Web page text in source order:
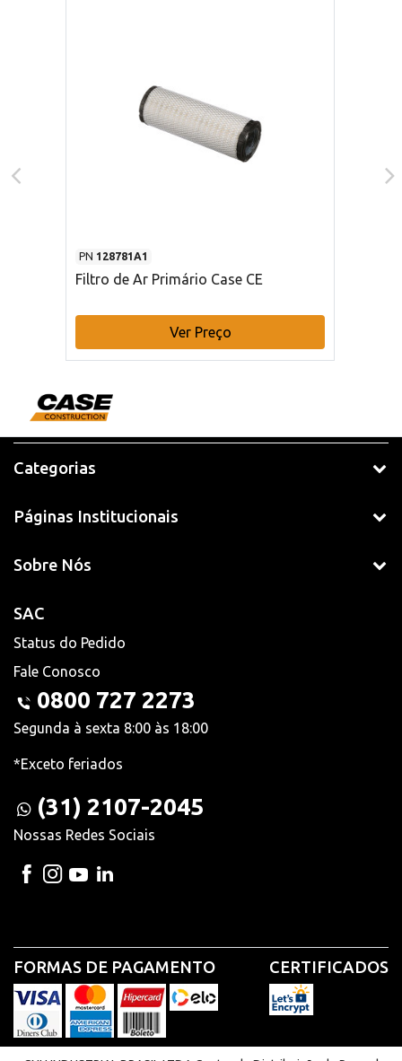
PN 128781A1
Filtro de Ar Primário Case CE
Ver Preço
Categorias
Páginas Institucionais
Sobre Nós
SAC
Status do Pedido
Fale Conosco
0800 727 2273
Segunda à sexta 8:00 às 18:00
*Exceto feriados
(31) 2107-2045
Nossas Redes Sociais
FORMAS DE PAGAMENTO CERTIFICADOS